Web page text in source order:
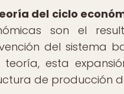
del ciclo
son el
del sistema
teoría, esta
de producción